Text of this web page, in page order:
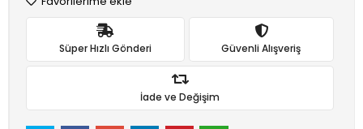
Süper Hızlı Gönderi Güvenli Alışveriş
İade ve Değişim